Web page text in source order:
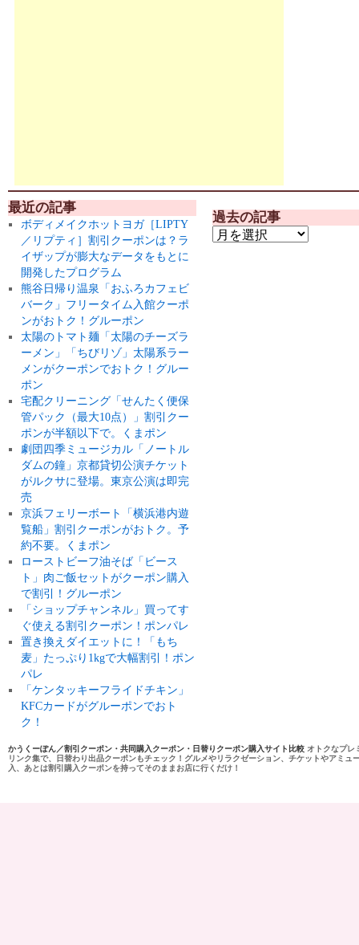
最近の記事
ボディメイクホットヨガ［LIPTY
／リプティ］割引クーポンは？ラ
イザップが膨大なデータをもとに
開発したプログラム
熊谷日帰り温泉「おふろカフェビ
バーク」フリータイム入館クーポ
ンがおトク！グルーポン
太陽のトマト麺「太陽のチーズラ
ーメン」「ちびリゾ」太陽系ラー
メンがクーポンでおトク！グルー
ポン
宅配クリーニング「せんたく便保
管パック（最大10点）」割引クー
ポンが半額以下で。くまポン
劇団四季ミュージカル「ノートル
ダムの鐘」京都貸切公演チケット
がルクサに登場。東京公演は即完
売
京浜フェリーボート「横浜港内遊
覧船」割引クーポンがおトク。予
約不要。くまポン
ローストビーフ油そば「ビース
ト」肉ご飯セットがクーポン購入
で割引！グルーポン
「ショップチャンネル」買ってす
ぐ使える割引クーポン！ポンパレ
置き換えダイエットに！「もち
麦」たっぷり1kgで大幅割引！ポン
パレ
「ケンタッキーフライドチキン」
KFCカードがグルーポンでおト
ク！
過去の記事
かうくーぽん／割引クーポン・共同購入クーポン・日替りクーポン購入サイト比較 オトクなプレ
リンク集で、日替わり出品クーポンもチェック！グルメやリラクゼーション、チケットやアミ
入、あとは割引購入クーポンを持ってそのままお店に行くだけ！